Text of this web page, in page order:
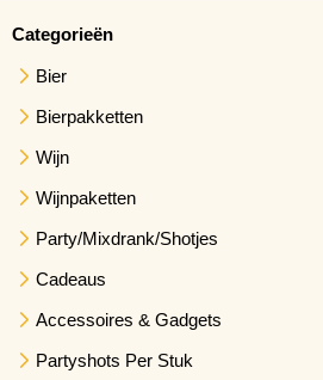
Categorieën
Bier
Bierpakketten
Wijn
Wijnpaketten
Party/Mixdrank/Shotjes
Cadeaus
Accessoires & Gadgets
Partyshots Per Stuk